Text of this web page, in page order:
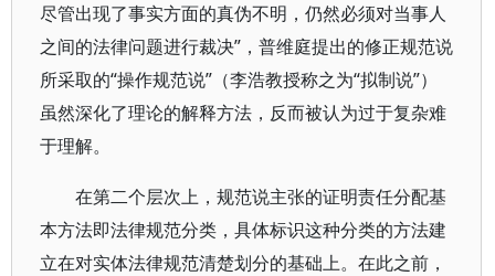
尽管出现了事实方面的真伪不明，仍然必须对当事人
之间的法律问题进行裁决”，普维庭提出的修正规范说
所采取的“操作规范说”（李浩教授称之为“拟制说”）
虽然深化了理论的解释方法，反而被认为过于复杂难
于理解。
在第二个层次上，规范说主张的证明责任分配基
本方法即法律规范分类，具体标识这种分类的方法建
立在对实体法律规范清楚划分的基础上。在此之前，